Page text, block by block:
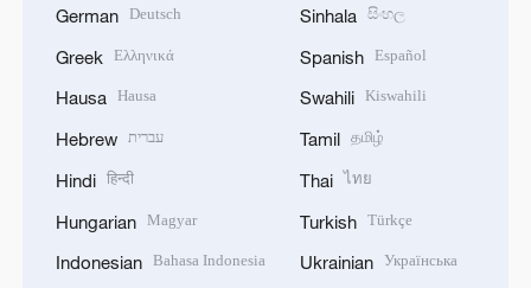
German Deutsch
Greek Ελληνικά
Hausa Hausa
Hebrew עברית
Hindi हिन्दी
Hungarian Magyar
Indonesian Bahasa Indonesia
Sinhala සිංහල
Spanish Español
Swahili Kiswahili
Tamil தமிழ்
Thai ไทย
Turkish Türkçe
Ukrainian Українська